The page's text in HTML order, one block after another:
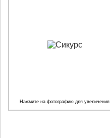
Нажмите на фотографию для увеличения